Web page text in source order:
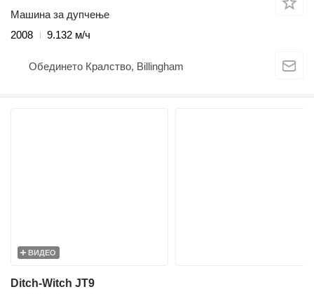
Машина за дупчење
2008
9.132 м/ч
Обединето Кралство, Billingham
ВИДЕО
Ditch-Witch JT9